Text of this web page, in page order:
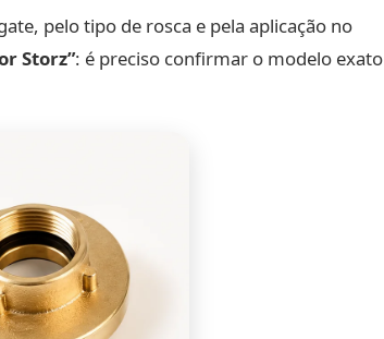
pelo tipo de rosca e pela aplicação no
Storz”: é preciso confirmar o modelo exato